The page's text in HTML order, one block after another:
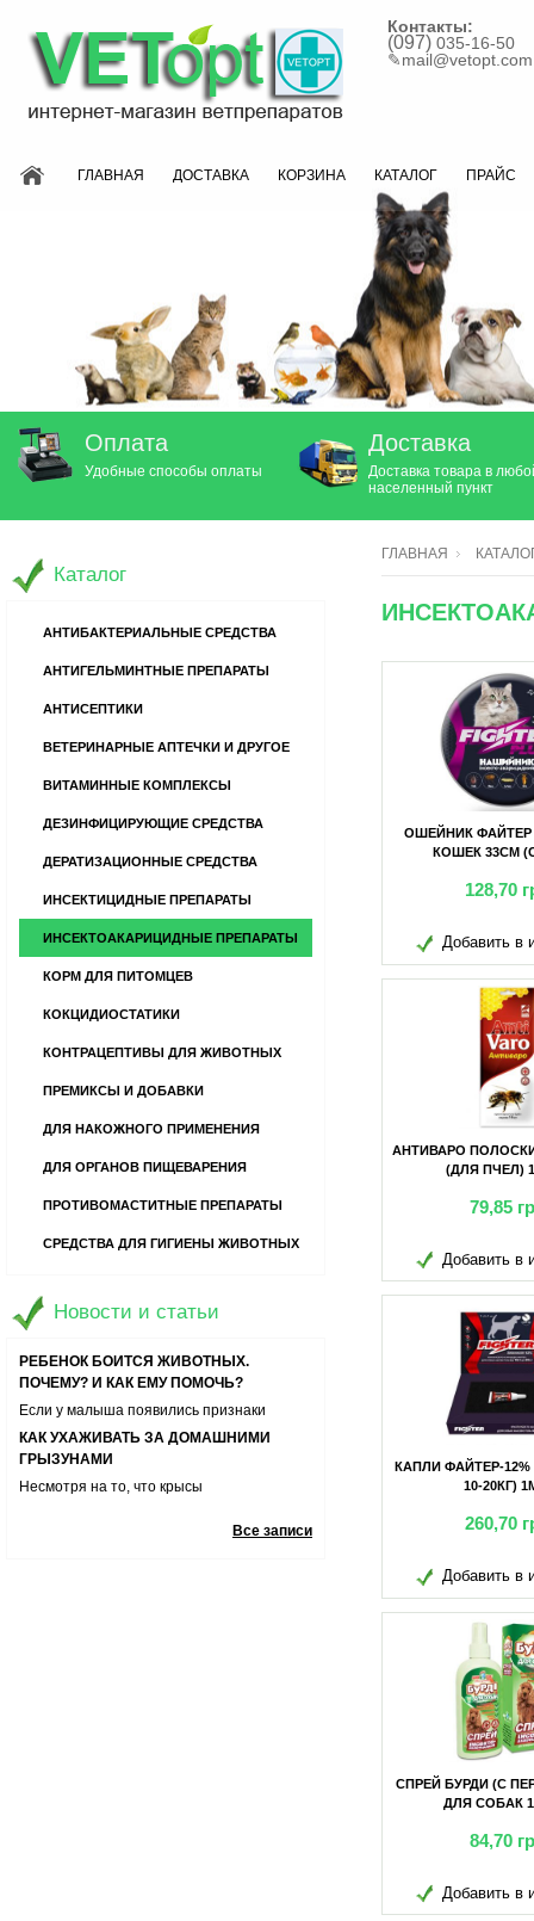
Контакты:
(097) 035-16-50
✎mail@vetopt.com
ГЛАВНАЯ ДОСТАВКА КОРЗИНА КАТАЛОГ ПРАЙС
Оплата
Удобные способы оплаты
Доставка
Доставка товара в
населенный пункт
ГЛАВНАЯ
ОШЕЙНИК
КОШЕК 33СМ
128,70
Добавить в
АНТИВАРО
(ДЛЯ ПЧЕЛ)
79,85
Добавить в
КАПЛИ ФАЙТЕР-
10-20КГ)
260,70
Добавить в
СПРЕЙ БУРДИ (С
ДЛЯ СОБАК
84,70
Добавить в
Каталог
АНТИБАКТЕРИАЛЬНЫЕ СРЕДСТВА
АНТИГЕЛЬМИНТНЫЕ ПРЕПАРАТЫ
АНТИСЕПТИКИ
ВЕТЕРИНАРНЫЕ АПТЕЧКИ И ДРУГОЕ
ВИТАМИННЫЕ КОМПЛЕКСЫ
ДЕЗИНФИЦИРУЮЩИЕ СРЕДСТВА
ДЕРАТИЗАЦИОННЫЕ СРЕДСТВА
ИНСЕКТИЦИДНЫЕ ПРЕПАРАТЫ
ИНСЕКТОАКАРИЦИДНЫЕ ПРЕПАРАТЫ
КОРМ ДЛЯ ПИТОМЦЕВ
КОКЦИДИОСТАТИКИ
КОНТРАЦЕПТИВЫ ДЛЯ ЖИВОТНЫХ
ПРЕМИКСЫ И ДОБАВКИ
ДЛЯ НАКОЖНОГО ПРИМЕНЕНИЯ
ДЛЯ ОРГАНОВ ПИЩЕВАРЕНИЯ
ПРОТИВОМАСТИТНЫЕ ПРЕПАРАТЫ
СРЕДСТВА ДЛЯ ГИГИЕНЫ ЖИВОТНЫХ
Новости и статьи
13 ВОПРОСОВ О ДОМАШНИХ
игривого и царапучего котенка или
забавного щенка-хулигана? Давайте
вопросы о содержании, кормлении и уходе
за домашними любимцами.
ПОЧЕМУ? И КАК ЕМУ ПОМОЧЬ?
Если у малыша появились признаки
боязни животных необходимо помочь ему
справиться со своими эмоциями
КАК УХАЖИВАТЬ ЗА ДОМАШНИМИ
ГРЫЗУНАМИ
Несмотря на то, что крысы
неприхотливые животные и им не важны
условия содержания, тем не менее
стоит придерживаться
БОЛЕЗНИ ДЫХАТЕЛЬНОЙ СИСТЕМЫ У
КОШЕК
Болезнь дыхательной системы у
дыхания питомца, поэтому важно знать
Все записи